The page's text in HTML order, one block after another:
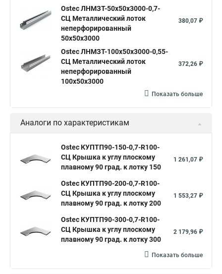
Ostec ЛНМЗТ-50х50х3000-0,7-
СЦ Металлический лоток
неперфорированный
50х50х3000
380,07 ₽
Ostec ЛНМЗТ-100х50х3000-0,55-
СЦ Металлический лоток
неперфорированный
100х50х3000
372,26 ₽
Показать больше
Аналоги по характеристикам
Ostec КУПТП90-150-0,7-R100-
СЦ Крышка к углу плоскому
плавному 90 град. к лотку 150
1 261,07 ₽
Ostec КУПТП90-200-0,7-R100-
СЦ Крышка к углу плоскому
плавному 90 град. к лотку 200
1 553,27 ₽
Ostec КУПТП90-300-0,7-R100-
СЦ Крышка к углу плоскому
плавному 90 град. к лотку 300
2 179,96 ₽
Показать больше